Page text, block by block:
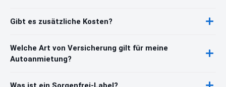
Gibt es zusätzliche Kosten?
Welche Art von Versicherung gilt für meine
Autoanmietung?